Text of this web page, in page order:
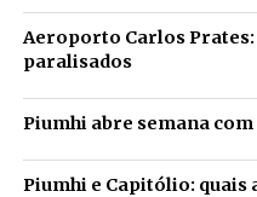
Aeroporto Carlos
paralisados
Piumhi abre semana
Piumhi e Capitólio: quais